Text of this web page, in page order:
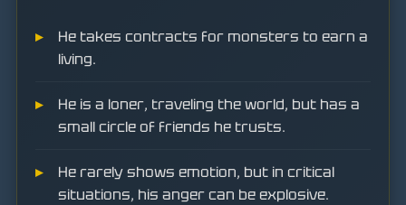
He takes contracts for monsters to earn a
living.
He is a loner, traveling the world, but has a
small circle of friends he trusts.
He rarely shows emotion, but in critical
situations, his anger can be explosive.